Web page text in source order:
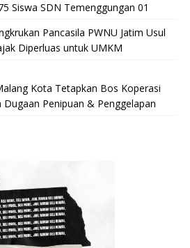
Siswa SDN Temenggungan 01
Pancasila PWNU Jatim Usul
Diperluas untuk UMKM
Kota Tetapkan Bos Koperasi
Dugaan Penipuan & Penggelapan